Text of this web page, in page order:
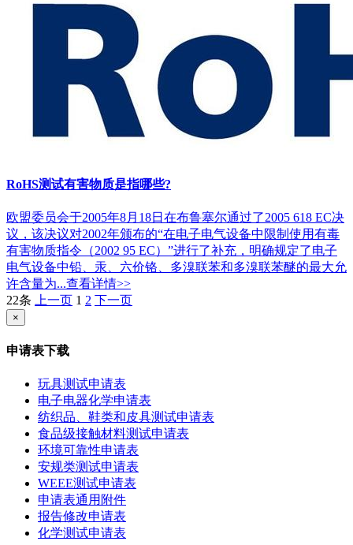
RoHS测试有害物质是指哪些?
欧盟委员会于2005年8月18日在布鲁塞尔通过了2005 618 EC决
议，该决议对2002年颁布的“在电子电气设备中限制使用有毒
有害物质指令（2002 95 EC）”进行了补充，明确规定了电子
电气设备中铅、汞、六价铬、多溴联苯和多溴联苯醚的最大允
许含量为...查看详情>>
22条 上一页 1 2 下一页
×
申请表下载
玩具测试申请表
电子电器化学申请表
纺织品、鞋类和皮具测试申请表
食品级接触材料测试申请表
环境可靠性申请表
安规类测试申请表
WEEE测试申请表
申请表通用附件
报告修改申请表
化学测试申请表